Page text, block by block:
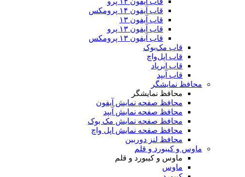
قاب آیفون ۱۴ پرومکس
قاب آیفون ۱۳
قاب آیفون ۱۳ پرو
قاب آیفون ۱۳ پرومکس
قاب مک‌بوک
قاب اپل‌واچ
قاب ایرپاد
قاب آیپد
محافظ نمایشگر
محافظ نمایشگر
محافظ صفحه نمایش آیفون
محافظ صفحه نمایش آیپد
محافظ صفحه نمایش مک بوک
محافظ صفحه نمایش اپل واچ
محافظ لنز دوربین
ماوس و کیبورد و قلم
ماوس و کیبورد و قلم
ماوس